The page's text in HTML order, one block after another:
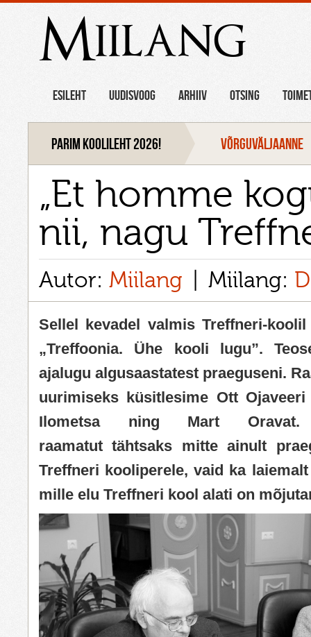
Miilang
ESILEHT UUDISVOOG ARHIIV OTSING
Parim koolileht 2026! VÕRGUVÄLJAANNE
„Et homme
nii, nagu
Autor: Miilang Miilang:
Sellel kevadel valmis Treffneri-
„Treffoonia. Ühe kooli lugu”.
ajalugu algusaastatest praeguseni.
uurimiseks küsitlesime Ott
Ilometsa ning Mart
raamatut tähtsaks mitte ainult
Treffneri kooliperele, vaid ka
mille elu Treffneri kool alati on